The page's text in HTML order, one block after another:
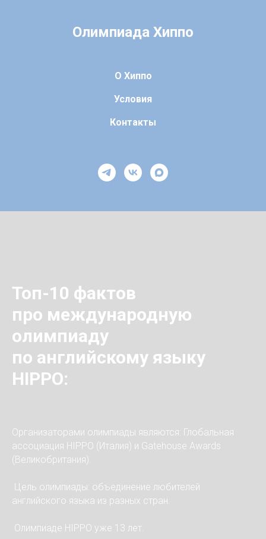
Олимпиада Хиппо
О Хиппо
Условия
Контакты
Топ-10 фактов
про международную
олимпиаду
по английскому языку
HIPPO:
Организаторами олимпиады являются: Глобальная
ассоциация HIPPO (Италия) и Gatehouse Awards
(Великобритания).
Цель олимпиады: объединение любителей
английского языка из разных стран.
Олимпиаде HIPPO уже 13 лет.